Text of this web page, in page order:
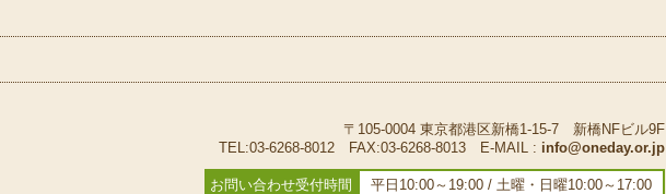
〒105-0004 東京都港区新橋1-15-7 新橋NFビル9F
TEL:03-6268-8012 FAX:03-6268-8013
E-MAIL : info@oneday.or.jp
お問い合わせ受付時間 平日10:00～19:00 / 土曜・日曜10:00～17:00